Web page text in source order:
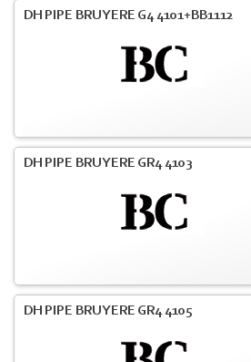
DH PIPE BRUYERE G4 4101+BB1112
DH PIPE BRUYERE GR4 4103
DH PIPE BRUYERE GR4 4105